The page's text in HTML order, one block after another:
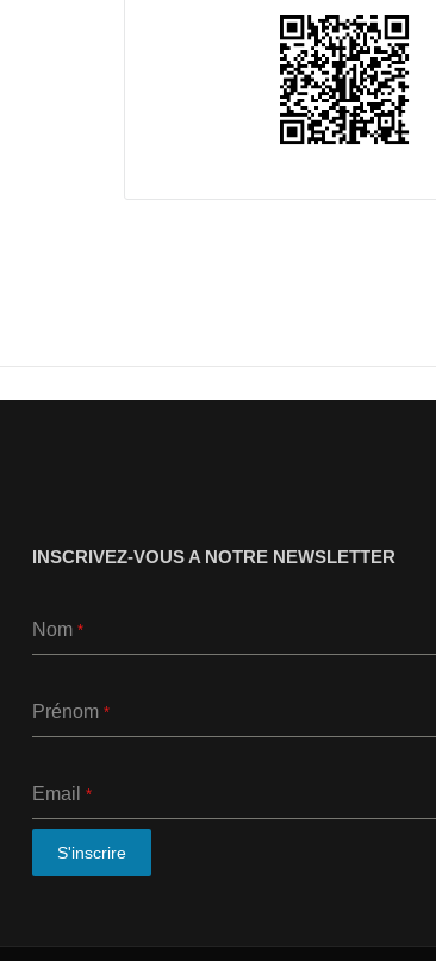
INSCRIVEZ-VOUS A NOTRE NEWSLETTER
Nom *
Prénom *
Email *
S'inscrire